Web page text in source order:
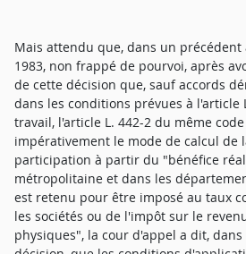
Mais attendu que, dans un
1983, non frappé de pourvoi, après
de cette décision que, sauf accords
dans les conditions prévues à l'article
travail, l'article L. 442-2 du même
impérativement le mode de calcul de
participation à partir du "bénéfice
métropolitaine et dans les
est retenu pour être imposé au taux
les sociétés ou de l'impôt sur le
physiques", la cour d'appel a dit,